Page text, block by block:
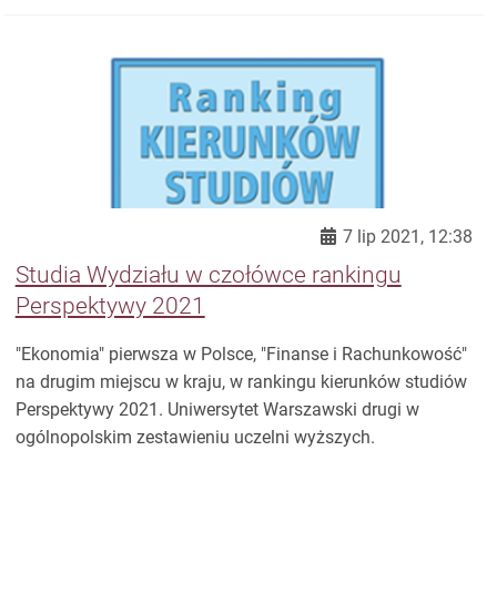
7 lip 2021, 12:38
Studia Wydziału w czołówce rankingu
Perspektywy 2021
"Ekonomia" pierwsza w Polsce, "Finanse i Rachunkowość"
na drugim miejscu w kraju, w rankingu kierunków studiów
Perspektywy 2021. Uniwersytet Warszawski drugi w
ogólnopolskim zestawieniu uczelni wyższych.